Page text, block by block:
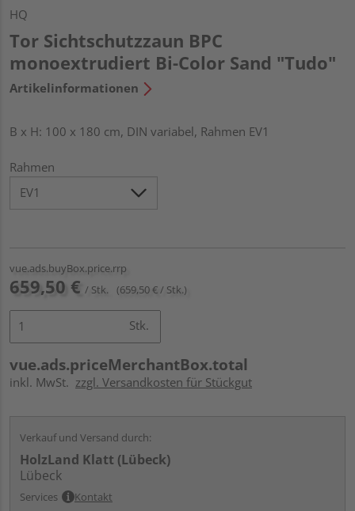
HQ
Tor Sichtschutzzaun BPC
monoextrudiert Bi-Color Sand "Tudo"
Artikelinformationen
B x H: 100 x 180 cm, DIN variabel, Rahmen EV1
Rahmen
vue.ads.buyBox.price.rrp
659,50 € / Stk. (659,50 € / Stk.)
Stk.
vue.ads.priceMerchantBox.total
inkl. MwSt. zzgl. Versandkosten für Stückgut
Verkauf und Versand durch:
HolzLand Klatt (Lübeck)
Lübeck
Services Kontakt